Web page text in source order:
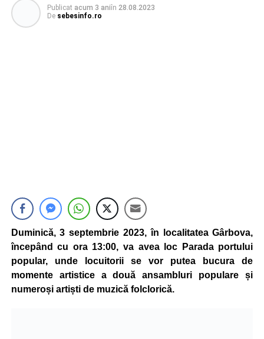
Publicat acum 3 aniîn 28.08.2023
De sebesinfo.ro
Duminică, 3 septembrie 2023, în localitatea Gârbova,
începând cu ora 13:00, va avea loc Parada portului
popular, unde locuitorii se vor putea bucura de
momente artistice a două ansambluri populare și
numeroși artiști de muzică folclorică.